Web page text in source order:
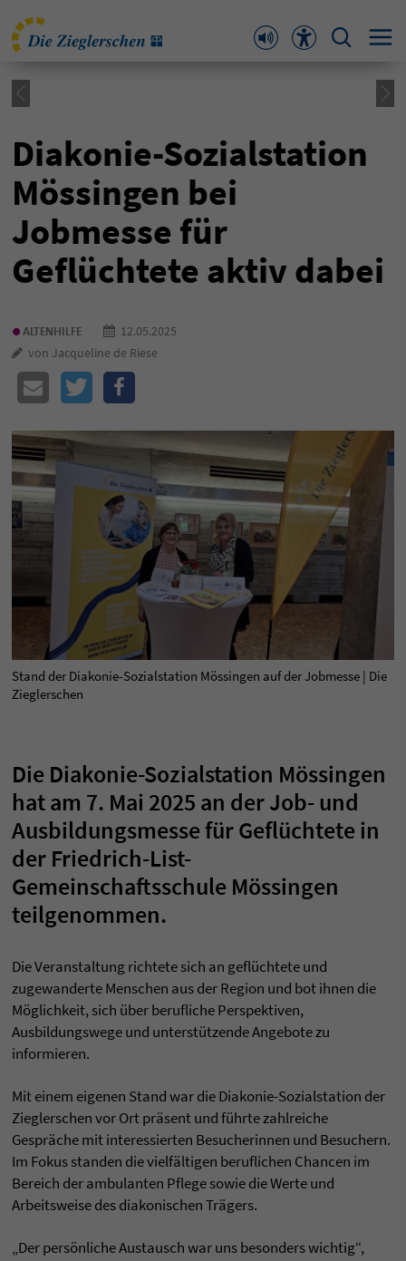
Diakonie-Sozialstation
Mössingen bei
Jobmesse für
Geflüchtete aktiv dabei
•ALTENHILFE
12.05.2025
von Jacqueline de Riese
Stand der Diakonie-Sozialstation Mössingen auf der Jobmesse | Die
Zieglerschen
Die Diakonie-Sozialstation Mössingen
hat am 7. Mai 2025 an der Job- und
Ausbildungsmesse für Geflüchtete in
der Friedrich-List-
Gemeinschaftsschule Mössingen
teilgenommen.
Die Veranstaltung richtete sich an geflüchtete und
zugewanderte Menschen aus der Region und bot ihnen die
Möglichkeit, sich über berufliche Perspektiven,
Ausbildungswege und unterstützende Angebote zu
informieren.
Mit einem eigenen Stand war die Diakonie-Sozialstation der
Zieglerschen vor Ort präsent und führte zahlreiche
Gespräche mit interessierten Besucherinnen und Besuchern.
Im Fokus standen die vielfältigen beruflichen Chancen im
Bereich der ambulanten Pflege sowie die Werte und
Arbeitsweise des diakonischen Trägers.
„Der persönliche Austausch war uns besonders wichtig“,